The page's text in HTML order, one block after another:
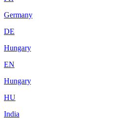
Germany
DE
Hungary
EN
Hungary
HU
India